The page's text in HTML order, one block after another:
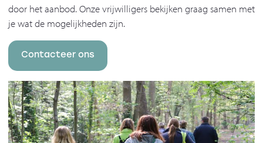
door het aanbod. Onze vrijwilligers bekijken graag samen met
je wat de mogelijkheden zijn.
Contacteer ons